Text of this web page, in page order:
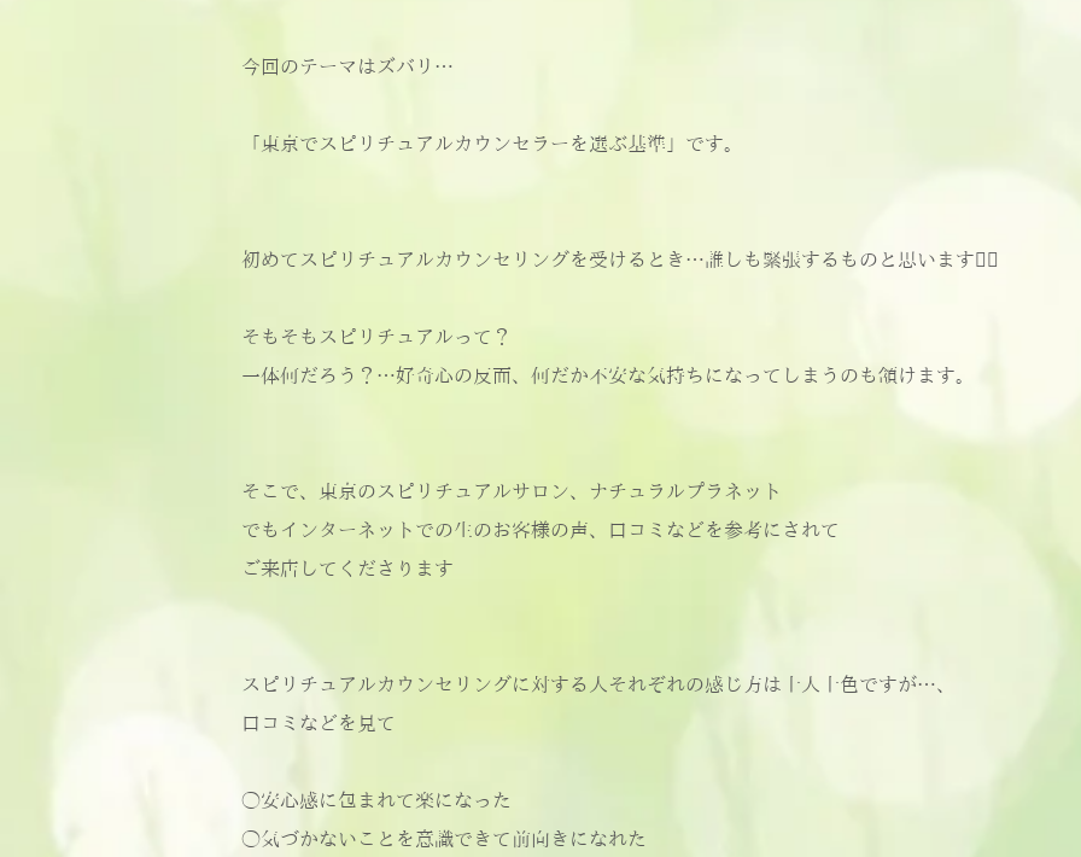
今回のテーマはズバリ…
「東京でスピリチュアルカウンセラーを選ぶ基準」です。
初めてスピリチュアルカウンセリングを受けるとき…誰しも緊張するものと思います🙇‍♂️
そもそもスピリチュアルって？
一体何だろう？…好奇心の反面、何だか不安な気持ちになってしまうのも頷けます。
そこで、東京のスピリチュアルサロン、ナチュラルプラネット
でもインターネットでの生のお客様の声、口コミなどを参考にされて
ご来店してくださります
スピリチュアルカウンセリングに対する人それぞれの感じ方は十人十色ですが…、
口コミなどを見て
◯安心感に包まれて楽になった
◯気づかないことを意識できて前向きになれた